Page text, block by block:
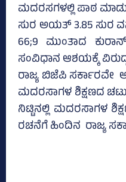
ಮದರಸಗಳಲ್ಲಿ ಪಾಠ
ಸುರ ಅಯತ್‌ 3.85 ಸುರ ವರ್ಸೆ
66;9 ಮುಂತಾದ
ಸಂವಿಧಾನ ಆಶಯಕ್ಕೆ
ರಾಜ್ಯ ಬಿಜೆಪಿ ಸರ್ಕಾರವೇ
ಮದರಸಾಗಳ ಶಿಕ್ಷಣದ
ನಿಟ್ಟಿನಲ್ಲಿ ಮದರಸಾಗಳ
ರಚನೆಗೆ ಹಿಂದಿನ ರಾಜ್ಯ